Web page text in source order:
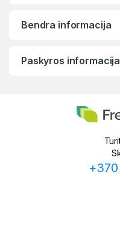
Bendra informacija
Paskyros informacija